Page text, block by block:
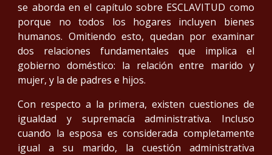
se aborda en el capítulo sobre ESCLAVITUD como
porque no todos los hogares incluyen bienes
humanos. Omitiendo esto, quedan por examinar
dos relaciones fundamentales que implica el
gobierno doméstico: la relación entre marido y
mujer, y la de padres e hijos.
Con respecto a la primera, existen cuestiones de
igualdad y supremacía administrativa. Incluso
cuando la esposa es considerada completamente
igual a su marido, la cuestión administrativa